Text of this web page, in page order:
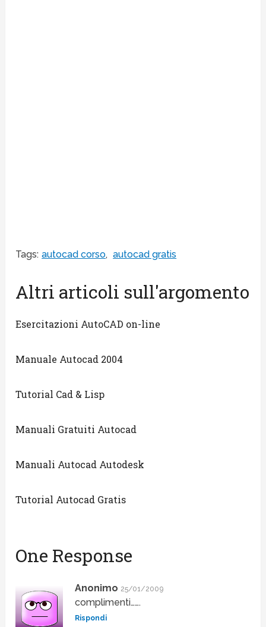
Tags: autocad corso, autocad gratis
Altri articoli sull'argomento
Esercitazioni AutoCAD on-line
Manuale Autocad 2004
Tutorial Cad & Lisp
Manuali Gratuiti Autocad
Manuali Autocad Autodesk
Tutorial Autocad Gratis
One Response
Anonimo 25/01/2009
complimenti…….
Rispondi